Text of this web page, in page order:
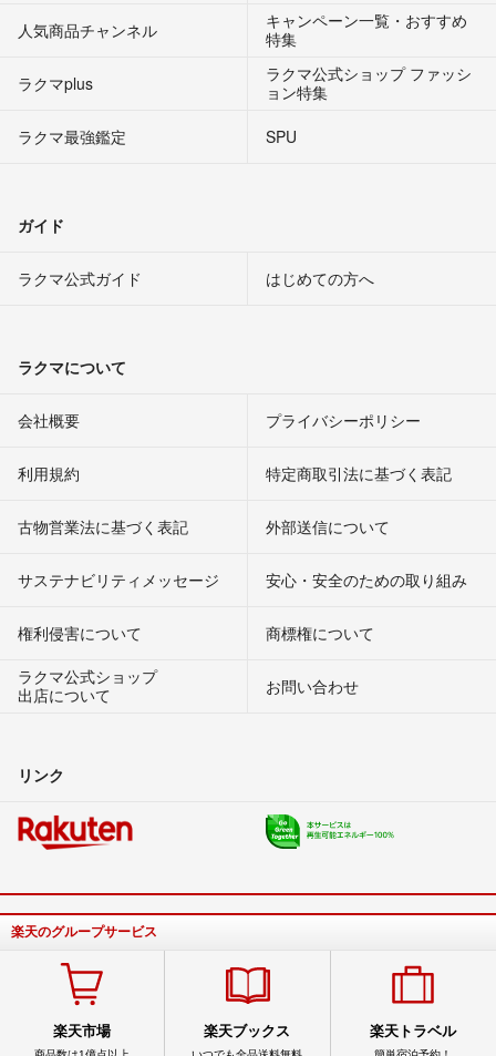
人気商品チャンネル
キャンペーン一覧・おすすめ
特集
ラクマplus
ラクマ公式ショップ ファッシ
ョン特集
ラクマ最強鑑定
SPU
ガイド
ラクマ公式ガイド はじめての方へ
ラクマについて
会社概要 プライバシーポリシー
利用規約 特定商取引法に基づく表記
古物営業法に基づく表記 外部送信について
サステナビリティメッセージ 安心・安全のための取り組み
権利侵害について
商標権について
ラクマ公式ショップ
出店について
お問い合わせ
リンク
楽天のグループサービス
楽天市場 楽天ブックス 楽天トラベル